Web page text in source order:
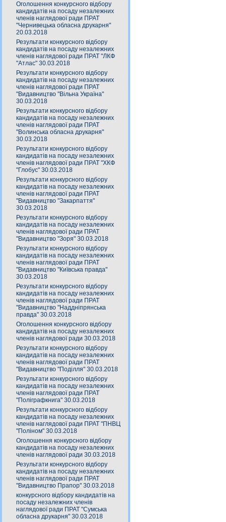
Оголошення конкурсного відбору
кандидатів на посаду незалежних
членів наглядової ради ПРАТ
"Чернивецька обласна друкарня"
20.03.2018
Результати конкурсного відбору
кандидатів на посаду незалежних
членів наглядової ради ПРАТ "ЛКФ
"Атлас" 30.03.2018
Результати конкурсного відбору
кандидатів на посаду незалежних
членів наглядової ради ПРАТ
"Видавництво "Вільна Україна"
30.03.2018
Результати конкурсного відбору
кандидатів на посаду незалежних
членів наглядової ради ПРАТ
"Волинська обласна друкарня"
30.03.2018
Результати конкурсного відбору
кандидатів на посаду незалежних
членів наглядової ради ПРАТ "ХКФ
"Глобус" 30.03.2018
Результати конкурсного відбору
кандидатів на посаду незалежних
членів наглядової ради ПРАТ
"Видавництво "Закарпаття"
30.03.2018
Результати конкурсного відбору
кандидатів на посаду незалежних
членів наглядової ради ПРАТ
"Видавництво "Зоря" 30.03.2018
Результати конкурсного відбору
кандидатів на посаду незалежних
членів наглядової ради ПРАТ
"Видавництво "Київська правда"
30.03.2018
Результати конкурсного відбору
кандидатів на посаду незалежних
членів наглядової ради ПРАТ
"Видавництво "Наддніпрянська
правда" 30.03.2018
Оголошення конкурсного відбору
кандидатів на посаду незалежних
членів наглядової ради 30.03.2018
Результати конкурсного відбору
кандидатів на посаду незалежних
членів наглядової ради ПРАТ
"Видавництво "Поділля" 30.03.2018
Результати конкурсного відбору
кандидатів на посаду незалежних
членів наглядової ради ПРАТ
"Поліграфкнига" 30.03.2018
Результати конкурсного відбору
кандидатів на посаду незалежних
членів наглядової ради ПРАТ "ПНВЦ
"Поліном" 30.03.2018
Оголошення конкурсного відбору
кандидатів на посаду незалежних
членів наглядової ради 30.03.2018
Результати конкурсного відбору
кандидатів на посаду незалежних
членів наглядової ради ПРАТ
"Видавництво Прапор" 30.03.2018
конкурсного відбору кандидатів на
посаду незалежних членів
наглядової ради ПРАТ "Сумська
обласна друкарня" 30.03.2018